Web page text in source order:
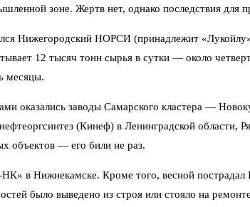
зоне. Жертв нет, однако последствия для
Нижегородский НОРСИ (принадлежит
12 тысяч тонн сырья в сутки — около
месяцы.
оказались заводы Самарского кластера —
(Кинеф) в Ленинградской
объектов — его били не раз.
в Нижнекамске. Кроме того, весной пострадал
было выведено из строя или стояло на